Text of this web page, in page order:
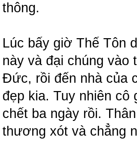
thông.
Lúc bấy giờ Thế Tôn
này và đại chúng vào
Đức, rồi đến nhà của
đẹp kia. Tuy nhiên cô
chết ba ngày rồi.
thương xót và chẳng